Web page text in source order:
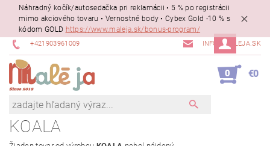
Náhradný kočík/autosedačka pri reklamácii • 5 % po registrácii
mimo akciového tovaru • Vernostné body • Cybex Gold -10 % s
kódom GOLD https://www.maleja.sk/bonus-program/
+421903961009 INFO@MALEJA.SK
0 €0
KOALA